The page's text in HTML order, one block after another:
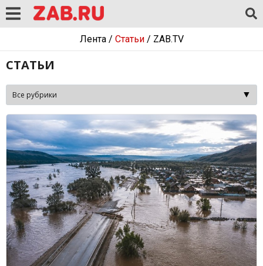
Лента/ Статьи/ ZAB.TV
СТАТЬИ